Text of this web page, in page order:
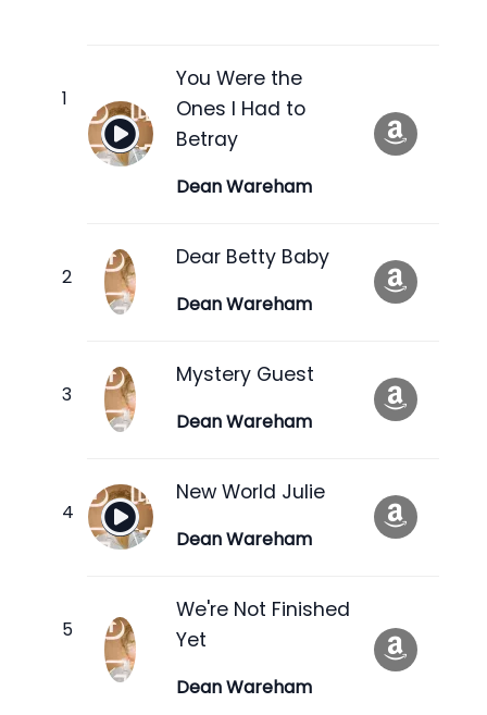
You Were the
Ones I Had to
Betray
Dean Wareham
Dear Betty Baby
Dean Wareham
Mystery Guest
Dean Wareham
New World Julie
Dean Wareham
We're Not Finished
Yet
Dean Wareham